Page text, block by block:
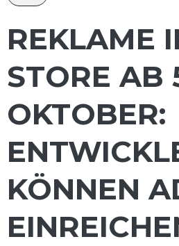
REKLAME
STORE AB
OKTOBER:
KÖNNEN